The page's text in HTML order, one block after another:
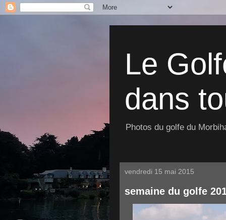
Le
dans
Photos du golfe du
vendredi 15 mai 2015
semaine du golfe